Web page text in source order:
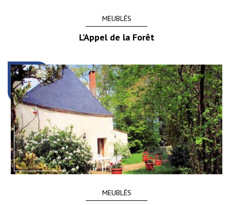
MEUBLÉS
L’Appel de la Forêt
MEUBLÉS